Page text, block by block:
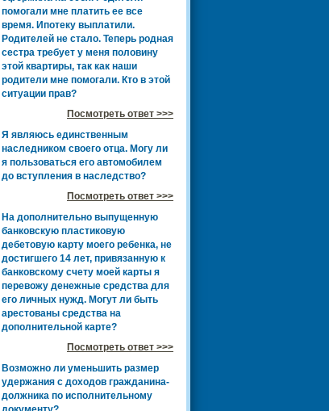
помогали мне платить ее все
время. Ипотеку выплатили.
Родителей не стало. Теперь родная
сестра требует у меня половину
этой квартиры, так как наши
родители мне помогали. Кто в этой
ситуации прав?
Посмотреть ответ >>>
Я являюсь единственным
наследником своего отца. Могу ли
я пользоваться его автомобилем
до вступления в наследство?
Посмотреть ответ >>>
На дополнительно выпущенную
банковскую пластиковую
дебетовую карту моего ребенка, не
достигшего 14 лет, привязанную к
банковскому счету моей карты я
перевожу денежные средства для
его личных нужд. Могут ли быть
арестованы средства на
дополнительной карте?
Посмотреть ответ >>>
Возможно ли уменьшить размер
удержания с доходов гражданина-
должника по исполнительному